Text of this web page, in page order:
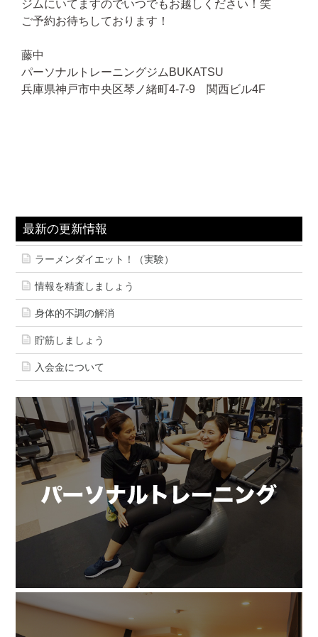
ジムにいてますのでいつでもお越しください！笑
ご予約お待ちしております！
藤中
パーソナルトレーニングジムBUKATSU
兵庫県神戸市中央区琴ノ緒町4-7-9 関西ビル4F
最新の更新情報
ラーメンダイエット！（実験）
情報を精査しましょう
身体的不調の解消
貯筋しましょう
入会金について